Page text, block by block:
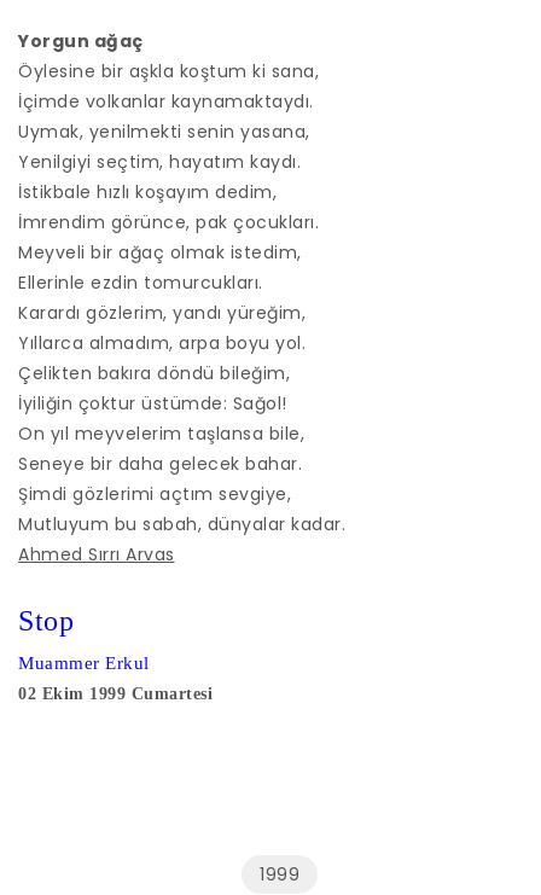
Yorgun ağaç
Öylesine bir aşkla koştum ki sana,
İçimde volkanlar kaynamaktaydı.
Uymak, yenilmekti senin yasana,
Yenilgiyi seçtim, hayatım kaydı.
İstikbale hızlı koşayım dedim,
İmrendim görünce, pak çocukları.
Meyveli bir ağaç olmak istedim,
Ellerinle ezdin tomurcukları.
Karardı gözlerim, yandı yüreğim,
Yıllarca almadım, arpa boyu yol.
Çelikten bakıra döndü bileğim,
İyiliğin çoktur üstümde: Sağol!
On yıl meyvelerim taşlansa bile,
Seneye bir daha gelecek bahar.
Şimdi gözlerimi açtım sevgiye,
Mutluyum bu sabah, dünyalar kadar.
Ahmed Sırrı Arvas
Stop
Muammer Erkul
02 Ekim 1999 Cumartesi
1999